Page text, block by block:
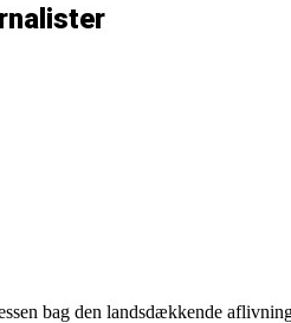
bag den landsdækkende